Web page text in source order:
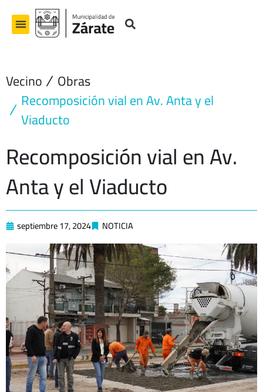
contenido
Vecino Obras
Recomposición vial en Av. Anta y el
Viaducto
Recomposición vial en Av.
Anta y el Viaducto
septiembre 17, 2024 NOTICIA